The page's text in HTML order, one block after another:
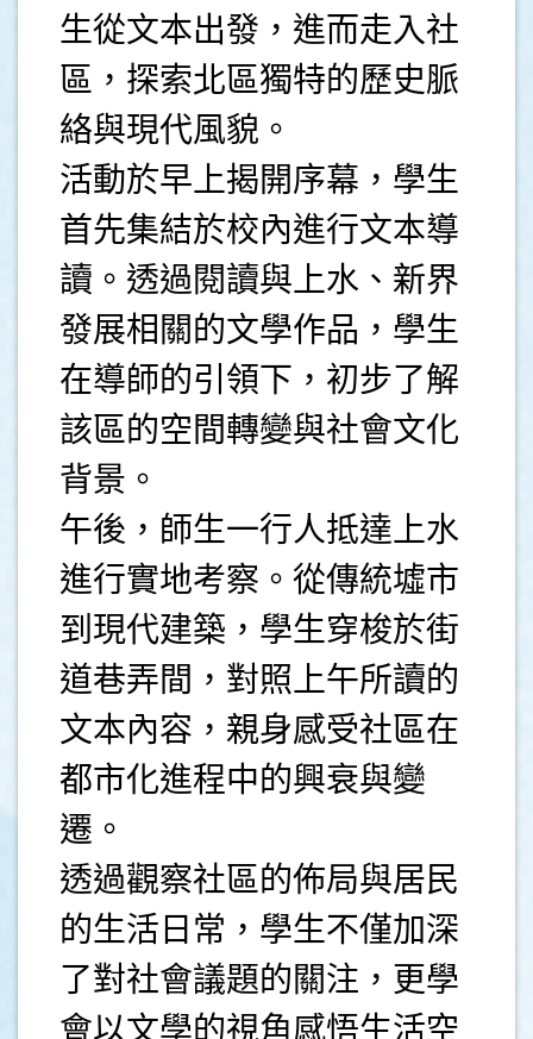
生從文本出發，進而走入社
區，探索北區獨特的歷史脈
絡與現代風貌。
活動於早上揭開序幕，學生
首先集結於校內進行文本導
讀。透過閱讀與上水、新界
發展相關的文學作品，學生
在導師的引領下，初步了解
該區的空間轉變與社會文化
背景。
午後，師生一行人抵達上水
進行實地考察。從傳統墟市
到現代建築，學生穿梭於街
道巷弄間，對照上午所讀的
文本內容，親身感受社區在
都市化進程中的興衰與變
遷。
透過觀察社區的佈局與居民
的生活日常，學生不僅加深
了對社會議題的關注，更學
會以文學的視角感悟生活空